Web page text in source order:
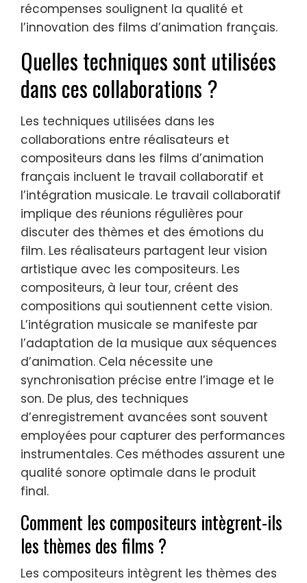
récompenses soulignent la qualité et
l’innovation des films d’animation français.
Quelles techniques sont utilisées
dans ces collaborations ?
Les techniques utilisées dans les
collaborations entre réalisateurs et
compositeurs dans les films d’animation
français incluent le travail collaboratif et
l’intégration musicale. Le travail collaboratif
implique des réunions régulières pour
discuter des thèmes et des émotions du
film. Les réalisateurs partagent leur vision
artistique avec les compositeurs. Les
compositeurs, à leur tour, créent des
compositions qui soutiennent cette vision.
L’intégration musicale se manifeste par
l’adaptation de la musique aux séquences
d’animation. Cela nécessite une
synchronisation précise entre l’image et le
son. De plus, des techniques
d’enregistrement avancées sont souvent
employées pour capturer des performances
instrumentales. Ces méthodes assurent une
qualité sonore optimale dans le produit
final.
Comment les compositeurs intègrent-ils
les thèmes des films ?
Les compositeurs intègrent les thèmes des